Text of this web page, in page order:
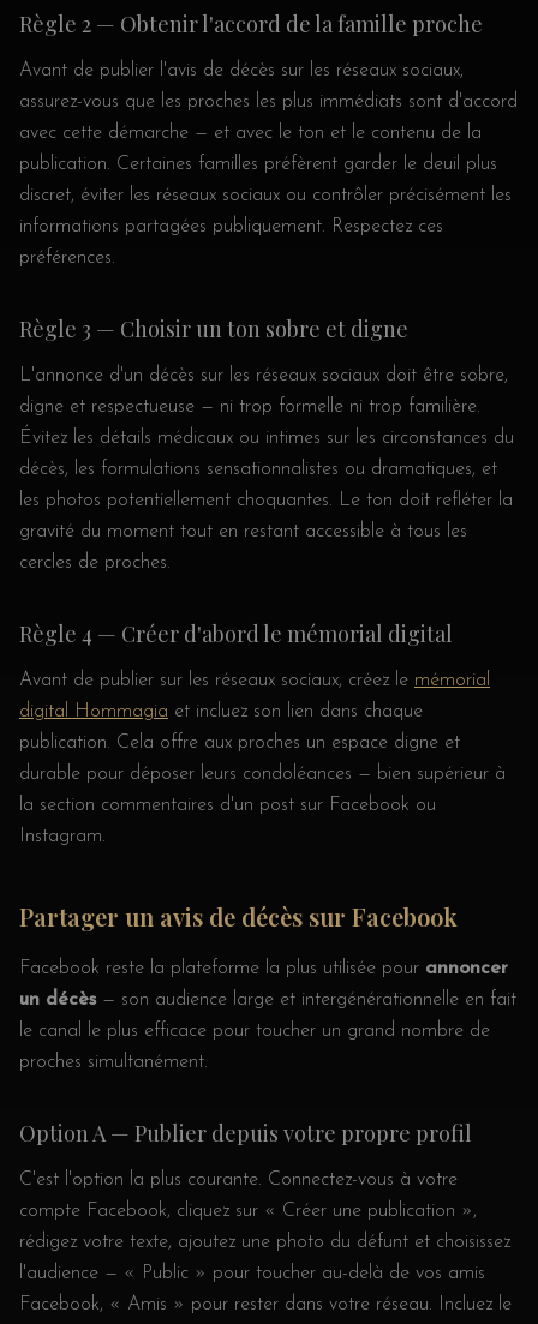
Règle 2 — Obtenir l'accord de la famille proche
Avant de publier l'avis de décès sur les réseaux sociaux,
assurez-vous que les proches les plus immédiats sont d'accord
avec cette démarche — et avec le ton et le contenu de la
publication. Certaines familles préfèrent garder le deuil plus
discret, éviter les réseaux sociaux ou contrôler précisément les
informations partagées publiquement. Respectez ces
préférences.
Règle 3 — Choisir un ton sobre et digne
L'annonce d'un décès sur les réseaux sociaux doit être sobre,
digne et respectueuse — ni trop formelle ni trop familière.
Évitez les détails médicaux ou intimes sur les circonstances du
décès, les formulations sensationnalistes ou dramatiques, et
les photos potentiellement choquantes. Le ton doit refléter la
gravité du moment tout en restant accessible à tous les
cercles de proches.
Règle 4 — Créer d'abord le mémorial digital
Avant de publier sur les réseaux sociaux, créez le mémorial
digital Hommagia et incluez son lien dans chaque
publication. Cela offre aux proches un espace digne et
durable pour déposer leurs condoléances — bien supérieur à
la section commentaires d'un post sur Facebook ou
Instagram.
Partager un avis de décès sur Facebook
Facebook reste la plateforme la plus utilisée pour annoncer
un décès— son audience large et intergénérationnelle en fait
le canal le plus efficace pour toucher un grand nombre de
proches simultanément.
Option A — Publier depuis votre propre profil
C'est l'option la plus courante. Connectez-vous à votre
compte Facebook, cliquez sur « Créer une publication »,
rédigez votre texte, ajoutez une photo du défunt et choisissez
l'audience — « Public » pour toucher au-delà de vos amis
Facebook, « Amis » pour rester dans votre réseau. Incluez le